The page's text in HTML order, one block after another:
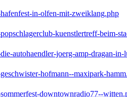
in-olfen-mit-zweiklang.php
kuenstlertreff-beim-
autohaendler-joerg-amp-dragan-in-
hofmann--maxipark-
downtownradio77--